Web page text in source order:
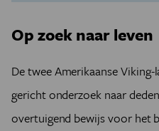
Op zoek naar leven
De twee Amerikaanse
gericht onderzoek naar
overtuigend bewijs voor het